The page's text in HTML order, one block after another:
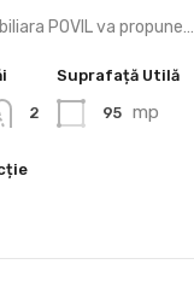
POVIL va propune…
2
Suprafață Utilă
95 mp